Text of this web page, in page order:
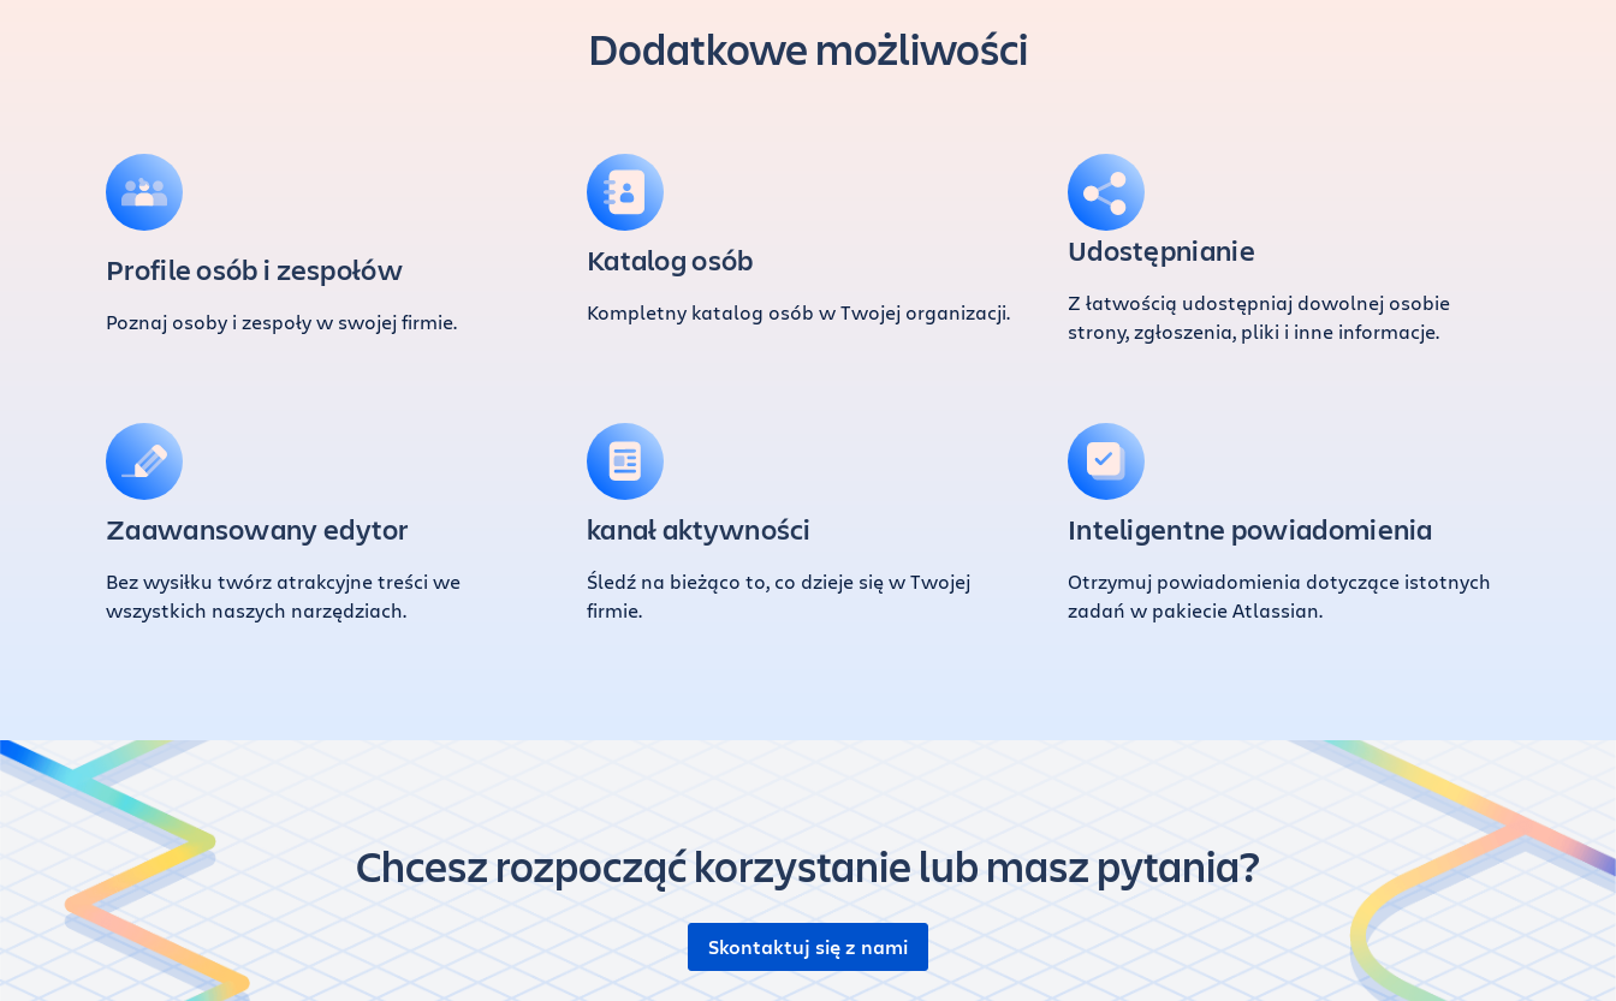
Dodatkowe możliwości
Profile osób i zespołów
Poznaj osoby i zespoły w swojej firmie.
Katalog osób
Kompletny katalog osób w Twojej organizacji.
Udostępnianie
Z łatwością udostępniaj dowolnej osobie
strony, zgłoszenia, pliki i inne informacje.
Zaawansowany edytor
Bez wysiłku twórz atrakcyjne treści we
wszystkich naszych narzędziach.
kanał aktywności
Śledź na bieżąco to, co dzieje się w Twojej
firmie.
Inteligentne powiadomienia
Otrzymuj powiadomienia dotyczące istotnych
zadań w pakiecie Atlassian.
Chcesz rozpocząć korzystanie lub masz pytania?
Skontaktuj się z nami